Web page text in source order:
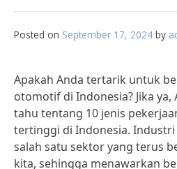
Posted on September 17, 2024 by
Apakah Anda tertarik untuk
otomotif di Indonesia? Jika
tahu tentang 10 jenis
tertinggi di Indonesia.
salah satu sektor yang terus
kita, sehingga menawarkan